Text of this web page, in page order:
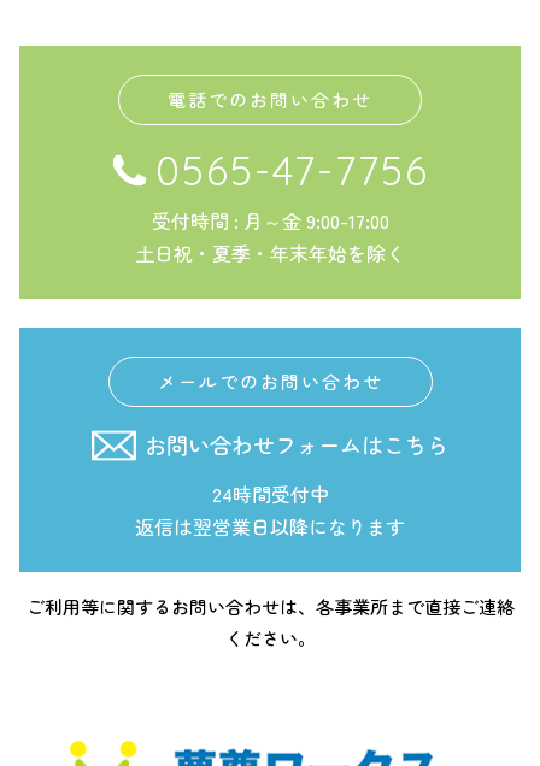
電話でのお問い合わせ
0565-47-7756
受付時間 : 月～金 9:00-17:00
土日祝・夏季・年末年始を除く
メールでのお問い合わせ
お問い合わせフォームはこちら
24時間受付中
返信は翌営業日以降になります
ご利用等に関するお問い合わせは、各事業所まで直接ご連絡
ください。